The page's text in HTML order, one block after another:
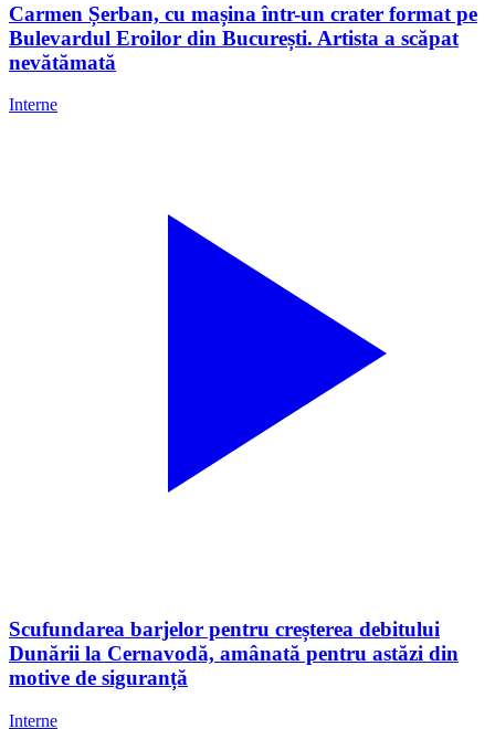
Carmen Șerban, cu mașina într-un crater format pe
Bulevardul Eroilor din București. Artista a scăpat
nevătămată
Interne
Scufundarea barjelor pentru creșterea debitului
Dunării la Cernavodă, amânată pentru astăzi din
motive de siguranță
Interne